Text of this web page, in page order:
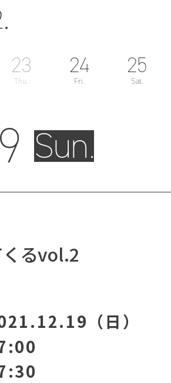
23
Thu.
24
Fri.
25
Sat.
Sun.
るvol.2
（日）